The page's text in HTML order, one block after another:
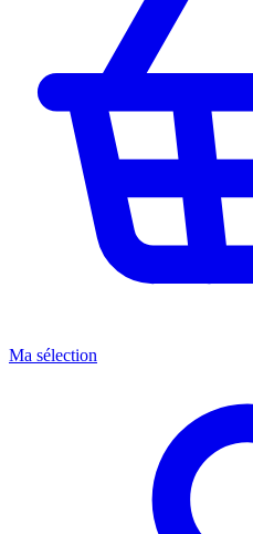
Ma sélection